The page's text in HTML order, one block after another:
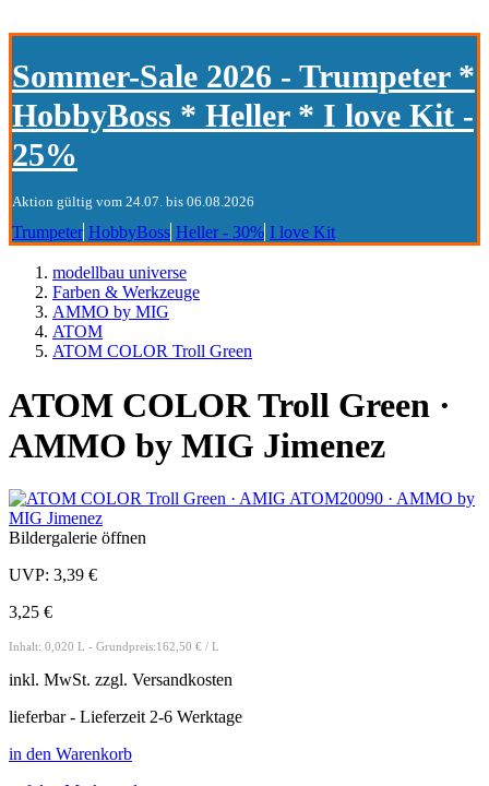
Sommer-Sale 2026 - Trumpeter *
HobbyBoss * Heller * I love Kit -
25%
Aktion gültig vom 24.07. bis 06.08.2026
Trumpeter HobbyBoss Heller - 30% I love Kit
modellbau universe
Farben & Werkzeuge
AMMO by MIG
ATOM
ATOM COLOR Troll Green
ATOM COLOR Troll Green ·
AMMO by MIG Jimenez
Bildergalerie öffnen
UVP: 3,39 €
3,25 €
Inhalt: 0,020 L - Grundpreis:162,50 € / L
inkl. MwSt. zzgl. Versandkosten
lieferbar - Lieferzeit 2-6 Werktage
in den Warenkorb